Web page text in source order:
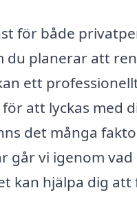
för både
planerar att
ett
att lyckas med
det många
går vi igenom
kan hjälpa dig